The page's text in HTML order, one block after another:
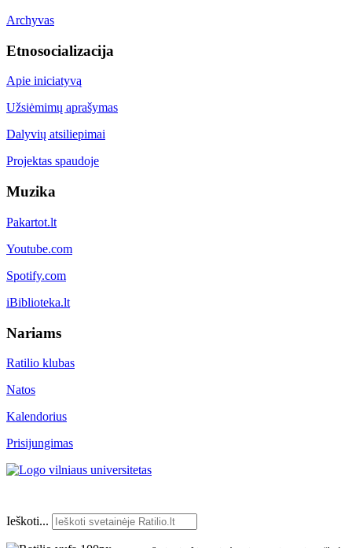
Archyvas
Etnosocializacija
Apie iniciatyvą
Užsiėmimų aprašymas
Dalyvių atsiliepimai
Projektas spaudoje
Muzika
Pakartot.lt
Youtube.com
Spotify.com
iBiblioteka.lt
Nariams
Ratilio klubas
Natos
Kalendorius
Prisijungimas
Ieškoti...